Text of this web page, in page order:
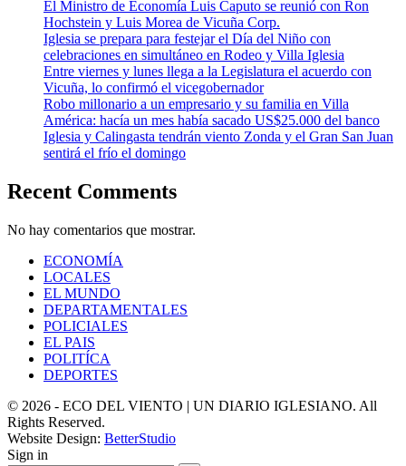
El Ministro de Economía Luis Caputo se reunió con Ron
Hochstein y Luis Morea de Vicuña Corp.
Iglesia se prepara para festejar el Día del Niño con
celebraciones en simultáneo en Rodeo y Villa Iglesia
Entre viernes y lunes llega a la Legislatura el acuerdo con
Vicuña, lo confirmó el vicegobernador
Robo millonario a un empresario y su familia en Villa
América: hacía un mes había sacado US$25.000 del banco
Iglesia y Calingasta tendrán viento Zonda y el Gran San Juan
sentirá el frío el domingo
Recent Comments
No hay comentarios que mostrar.
ECONOMÍA
LOCALES
EL MUNDO
DEPARTAMENTALES
POLICIALES
EL PAIS
POLITÍCA
DEPORTES
© 2026 - ECO DEL VIENTO | UN DIARIO IGLESIANO. All
Rights Reserved.
Website Design: BetterStudio
Sign in